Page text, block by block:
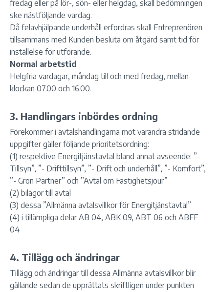
fredag eller på lör-, sön- eller helgdag, skall bedömningen
ske nästföljande vardag.
Då felavhjälpande underhåll erfordras skall Entreprenören
tillsammans med Kunden besluta om åtgärd samt tid för
inställelse för utförande.
Normal arbetstid
Helgfria vardagar, måndag till och med fredag, mellan
klockan 07.00 och 16.00.
3. Handlingars inbördes ordning
Förekommer i avtalshandlingarna mot varandra stridande
uppgifter gäller följande prioritetsordning:
(1) respektive Energitjänstavtal bland annat avseende: ”-
Tillsyn”, ”- Drifttillsyn”, ”- Drift och underhåll”, ”- Komfort”,
”- Grön Partner” och ”Avtal om Fastighetsjour”
(2) bilagor till avtal
(3) dessa ”Allmänna avtalsvillkor för Energitjänstavtal”
(4) i tillämpliga delar AB 04, ABK 09, ABT 06 och ABFF
04
4. Tillägg och ändringar
Tillägg och ändringar till dessa Allmänna avtalsvillkor blir
gällande sedan de upprättats skriftligen under punkten